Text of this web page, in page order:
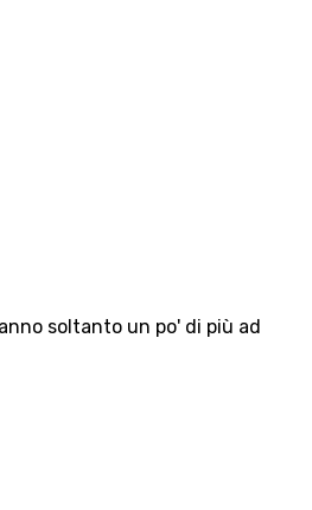
soltanto un po' di più ad